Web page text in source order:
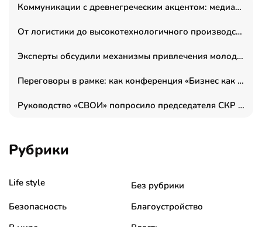
Коммуникации с древнегреческим акцентом: медиаменеджер и журналист Владимир Дергачев запустил коммуникационное агентство «Сократ 2.0»
От логистики до высокотехнологичного производства: как основатель “гагаринга” выстраивает экосистему безопасности и гражданских БПЛА
Эксперты обсудили механизмы привлечения молодых специалистов в промышленные города
Переговоры в рамке: как конференция «Бизнес как искусство» переформатирует деловой этикет в стенах ТПП РФ
Руководство «СВОИ» попросило председателя СКР дать правовую оценку обысков в тыловом штабе
Рубрики
Life style
Без рубрики
Безопасность
Благоустройство